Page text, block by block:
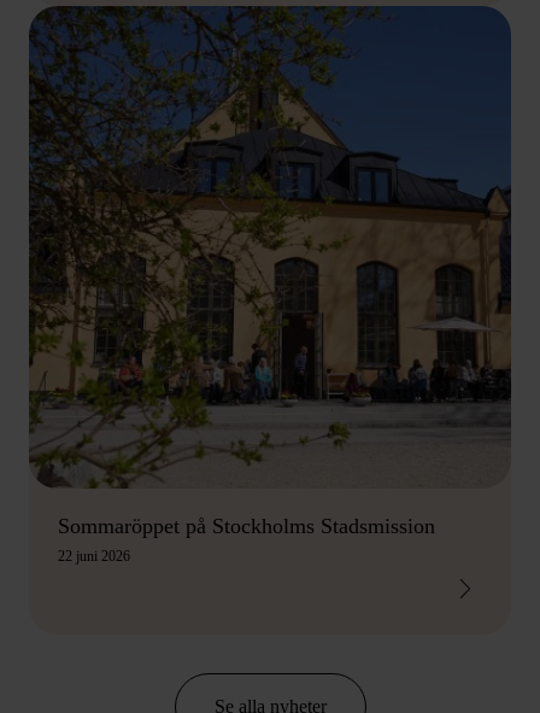
Sommaröppet på Stockholms Stadsmission
22 juni 2026
Se alla nyheter